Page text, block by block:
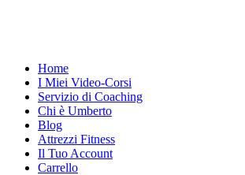
Home
I Miei Video-Corsi
Servizio di Coaching
Chi è Umberto
Blog
Attrezzi Fitness
Il Tuo Account
Carrello